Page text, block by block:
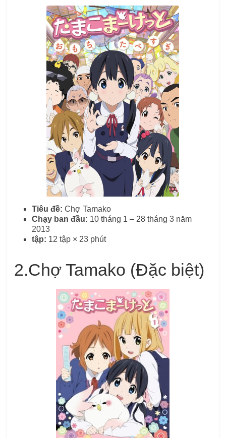
Tiêu đề:Chợ Tamako
Chạy ban đầu: 10 tháng 1 – 28 tháng 3 năm
2013
tập: 12 tập × 23 phút
2.Chợ Tamako (Đặc biệt)